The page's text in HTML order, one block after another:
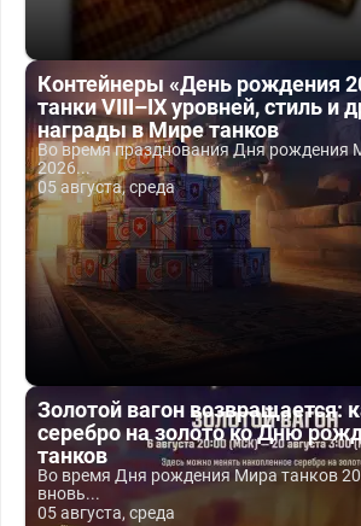
Контейнеры «День рождения
танки VIII–IX уровней, стиль и
награды в Мире танков
Во время празднования Дня рождения
2026...
05 августа, среда
Золотой вагон возвращается:
серебро на золото ко Дню
танков
Во время Дня рождения Мира танков
вновь...
05 августа, среда